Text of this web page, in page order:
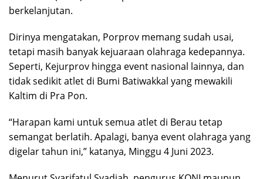
berkelanjutan.
Dirinya mengatakan, Porprov memang sudah usai,
tetapi masih banyak kejuaraan olahraga kedepannya.
Seperti, Kejurprov hingga event nasional lainnya, dan
tidak sedikit atlet di Bumi Batiwakkal yang mewakili
Kaltim di Pra Pon.
“Harapan kami untuk semua atlet di Berau tetap
semangat berlatih. Apalagi, banya event olahraga yang
digelar tahun ini,” katanya, Minggu 4 Juni 2023.